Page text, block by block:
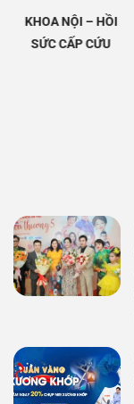
KHOA NỘI – HỒI
SỨC CẤP CỨU